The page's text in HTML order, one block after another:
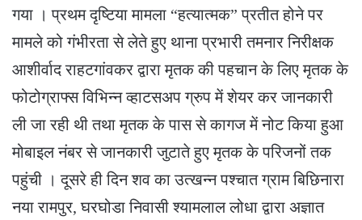
गया । प्रथम दृष्टिया मामला “हत्यात्मक” प्रतीत होने पर
मामले को गंभीरता से लेते हुए थाना प्रभारी तमनार निरीक्षक
आशीर्वाद राहटगांवकर द्वारा मृतक की पहचान के लिए मृतक के
फोटोग्राफ्स विभिन्न व्हाटसअप ग्रुप में शेयर कर जानकारी
ली जा रही थी तथा मृतक के पास से कागज में नोट किया हुआ
मोबाइल नंबर से जानकारी जुटाते हुए मृतक के परिजनों तक
पहुंची । दूसरे ही दिन शव का उत्खन्न पश्चात ग्राम बिछिनारा
नया रामपुर, घरघोडा निवासी श्यामलाल लोधा द्वारा अज्ञात